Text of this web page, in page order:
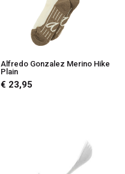
Alfredo Gonzalez Merino Hike
Plain
€ 23,95